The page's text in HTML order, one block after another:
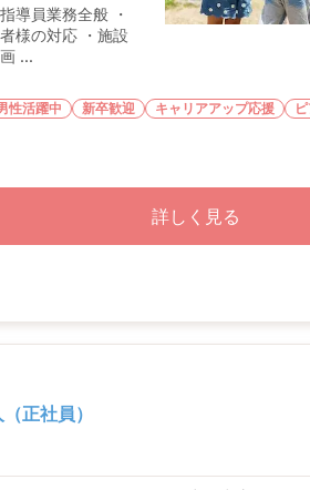
導員業務全般 ・
様の対応 ・施設
...
性活躍中 新卒歓迎 キャリアアップ応援
詳しく見る
正社員）